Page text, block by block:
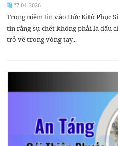
27-04-2026
Trong niềm tin vào Đức Kitô Phục
tín rằng sự chết không phải là dấu
trở về trong vòng tay...